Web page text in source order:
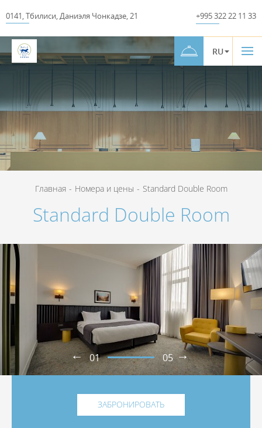
+995 322 22 11 33
0141,Тбилиси,Даниэля Чонкадзе,21
RU
Главная - Номера и цены - Standard Double Room
Standard Double Room
01 05
ЗАБРОНИРОВАТЬ